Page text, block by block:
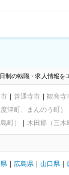
制の転職・求人情報を
善通寺市 観音寺
津町、まんのう町）
町）
木田郡（三木
広島県 山口県